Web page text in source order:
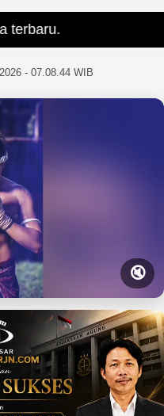
- 07.08.46 WIB
🔇